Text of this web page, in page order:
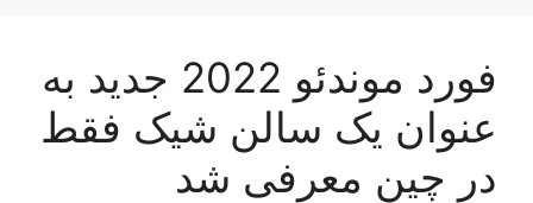
فورد موندئو 2022 جدید به
عنوان یک سالن شیک فقط
در چین معرفی شد